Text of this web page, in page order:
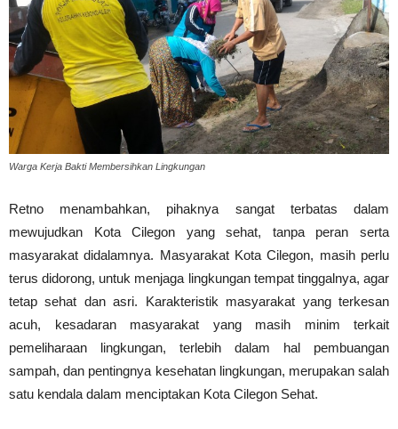
Warga Kerja Bakti Membersihkan Lingkungan
Retno menambahkan, pihaknya sangat terbatas dalam
mewujudkan Kota Cilegon yang sehat, tanpa peran serta
masyarakat didalamnya. Masyarakat Kota Cilegon, masih perlu
terus didorong, untuk menjaga lingkungan tempat tinggalnya, agar
tetap sehat dan asri. Karakteristik masyarakat yang terkesan
acuh, kesadaran masyarakat yang masih minim terkait
pemeliharaan lingkungan, terlebih dalam hal pembuangan
sampah, dan pentingnya kesehatan lingkungan, merupakan salah
satu kendala dalam menciptakan Kota Cilegon Sehat.